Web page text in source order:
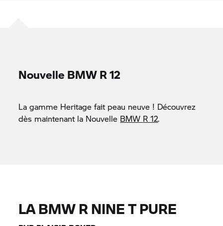
Nouvelle BMWR 12
La gamme Heritage fait peau neuve ! Découvrez
dès maintenant la Nouvelle BMW R 12.
LA BMWR NINE TPURE